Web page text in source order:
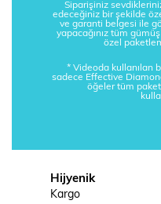
Siparişiniz
edeceğiniz bir şekilde
ve garanti belgesi ile
yapacağınız tüm
özel
* Videoda kullanılan
sadece Effective
öğeler tüm
Hijyenik
Kargo